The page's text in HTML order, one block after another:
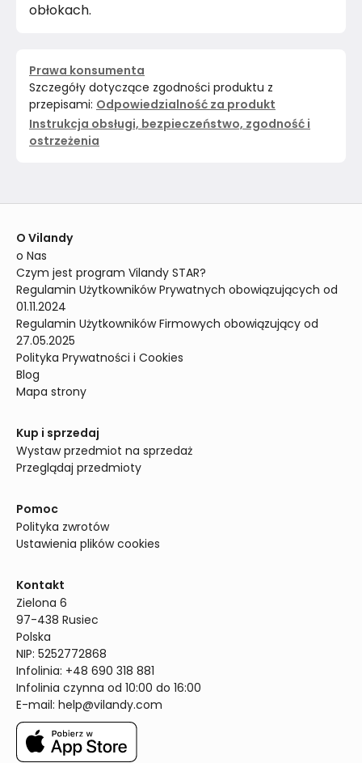
obłokach.
Prawa konsumenta
Szczegóły dotyczące zgodności produktu z
przepisami: Odpowiedzialność za produkt
Instrukcja obsługi, bezpieczeństwo, zgodność i
ostrzeżenia
O Vilandy
o Nas
Czym jest program Vilandy STAR?
Regulamin Użytkowników Prywatnych obowiązujących od
01.11.2024
Regulamin Użytkowników Firmowych obowiązujący od
27.05.2025
Polityka Prywatności i Cookies
Blog
Mapa strony
Kup i sprzedaj
Wystaw przedmiot na sprzedaż
Przeglądaj przedmioty
Pomoc
Polityka zwrotów
Ustawienia plików cookies
Kontakt
Zielona 6
97-438 Rusiec
Polska
NIP: 5252772868
Infolinia: +48 690 318 881
Infolinia czynna od 10:00 do 16:00
E-mail: help@vilandy.com